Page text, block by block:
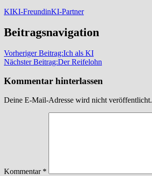
KIKI-FreundinKI-Partner
Beitragsnavigation
Vorheriger Beitrag:Ich als KI
Nächster Beitrag:Der Reifelohn
Kommentar hinterlassen
Deine E-Mail-Adresse wird nicht veröffentlicht.
Kommentar *